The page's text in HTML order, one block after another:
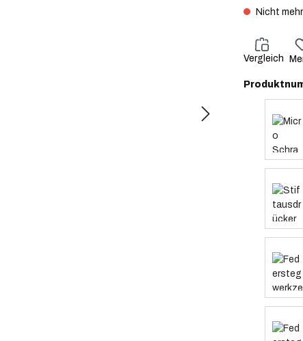
Nicht
Vergleich